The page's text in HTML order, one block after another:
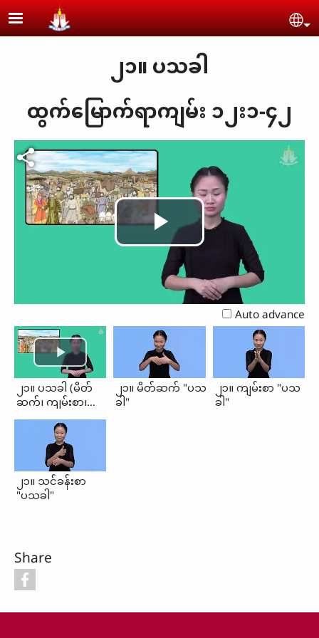
Skip to main content
၂၁။ ပသခါ
ထွက်မြောက်ရာကျမ်း ၁၂း၁-၄၂
Play
Video
Auto advance
၂၁။ ပသခါ (မိတ်
ဆက်၊ ကျမ်းစာ၊
၂၁။ မိတ်ဆက် "ပသ
ခါ"
၂၁။ ကျမ်းစာ "ပသ
ခါ"
၂၁။ သင်ခန်းစာ
"ပသခါ"
Share